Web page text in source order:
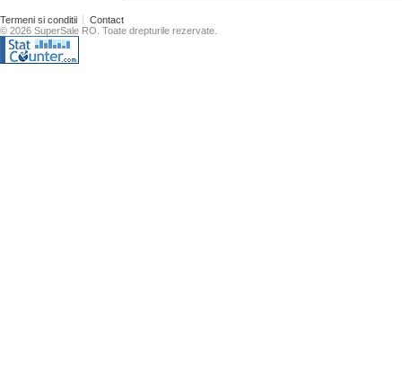
Termeni si conditii
Contact
© 2026 SuperSale RO. Toate drepturile rezervate.